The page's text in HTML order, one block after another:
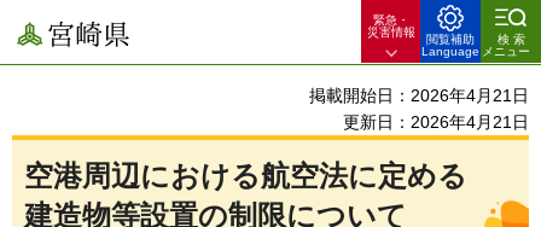
宮崎県
緊急・
災害情報
閲覧補助
Language
検索
メニュー
掲載開始日：2026年4月21日
更新日：2026年4月21日
空港周辺における航空法に定める
建造物等設置の制限について